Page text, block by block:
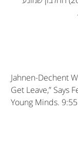
.
Jahnen-Dechent
Get Leave,” Says
Young Minds.